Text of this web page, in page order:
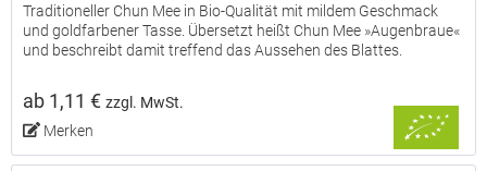
Traditioneller Chun Mee in Bio-Qualität mit mildem Geschmack
und goldfarbener Tasse. Übersetzt heißt Chun Mee »Augenbraue«
und beschreibt damit treffend das Aussehen des Blattes.
ab 1,11 €zzgl. MwSt.
Merken